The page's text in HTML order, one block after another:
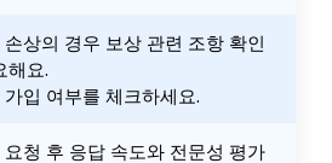
손상의 경우 보상 관련 조항 확인
해요.
가입 여부를 체크하세요.
요청 후 응답 속도와 전문성 평가